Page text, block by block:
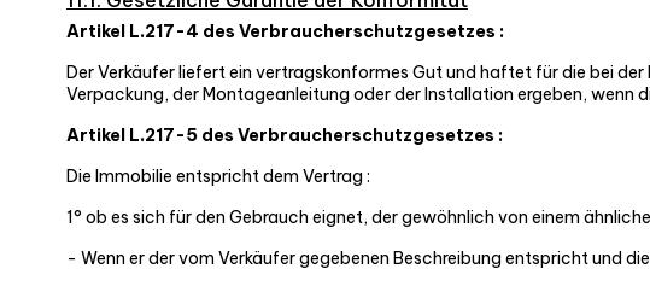
Artikel L.217-4 des Verbraucherschutzgesetzes :
Der Verkäufer liefert ein vertragskonformes Gut und haftet für die bei
Verpackung, der Montageanleitung oder der Installation ergeben, wenn
Artikel L.217-5 des Verbraucherschutzgesetzes :
Die Immobilie entspricht dem Vertrag :
1° ob es sich für den Gebrauch eignet, der gewöhnlich von einem
- Wenn er der vom Verkäufer gegebenen Beschreibung entspricht und